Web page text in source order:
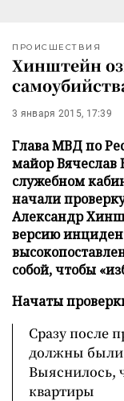
ПРОИСШЕСТВИЯ
Хинштейн
3 января 2015, 17:39
Глава МВД по
майор Вячеслав
служебном
начали
Александр
версию
собой, чтобы
Начаты
Сразу после
должны были
Выяснилось,
квартиры